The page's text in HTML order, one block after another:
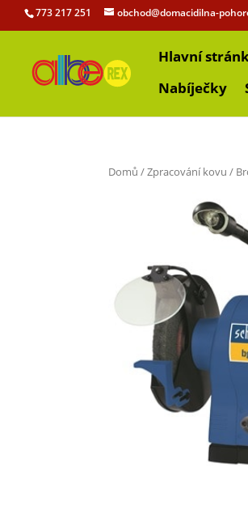
773 217 251 obchod@domacidilna-
Hlavní
Nabíječky
Domů /Zpracování kovu /